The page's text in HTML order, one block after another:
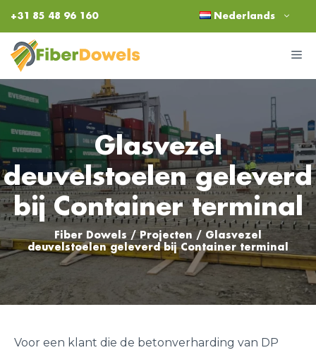
de
inhoud
+31 85 48 96 160 Nederlands
Glasvezel
deuvelstoelen geleverd
bij Container terminal
Fiber Dowels /Projecten / Glasvezel
deuvelstoelen geleverd bij Container terminal
Voor een klant die de betonverharding van DP